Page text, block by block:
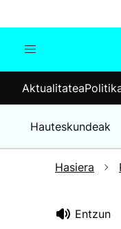
Munduko albisteak
Aktualitatea
Hauteskundeak
Hasiera
Entzun